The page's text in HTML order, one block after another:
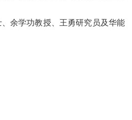
余学功教授、王勇研究员及华能